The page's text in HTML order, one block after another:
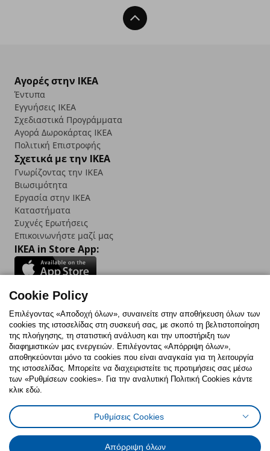
Back To Top
Αγορές στην IKEA
Έντυπα
Εγγυήσεις IKEA
Σχεδιαστικά Προγράμματα
Αγορά Δωρoκάρτας IKEA
Πολιτική Επιστροφής
Σχετικά με την IKEA
Γνωρίζοντας την IKEA
Βιωσιμότητα
Εργασία στην IKEA
Καταστήματα
Συχνές Ερωτήσεις
Επικοινωνήστε μαζί μας
IKEA in Store App:
Follow us:
FacebookInstagram
TikTokYoutubePinterestTwitter
Πολιτική CookiesΔήλωση ψηφιακής προσβασιμότητας
Ρυθμίσεις cookiesΌροι Χρήσης
Γενική Πολιτική Προσωπικών Δεδομένων
Πολιτική Προσωπικών Δεδομένων για ΙΚΕΑ.gr
Cookie Policy
Επιλέγοντας «Αποδοχή όλων», συναινείτε στην αποθήκευση όλων των
cookies της ιστοσελίδας στη συσκευή σας, με σκοπό τη βελτιστοποίηση
της πλοήγησης, τη στατιστική ανάλυση και την υποστήριξη των
διαφημιστικών μας ενεργειών. Επιλέγοντας «Απόρριψη όλων»,
αποθηκεύονται μόνο τα cookies που είναι αναγκαία για τη λειτουργία
της ιστοσελίδας. Μπορείτε να διαχειριστείτε τις προτιμήσεις σας μέσω
των «Ρυθμίσεων cookies». Για την αναλυτική Πολιτική Cookies κάντε
κλικ εδώ.
Ρυθμίσεις Cookies
Απόρριψη όλων